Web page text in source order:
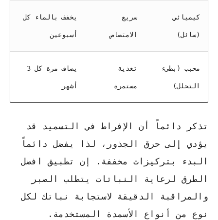
كيميائي
(سائل)
سريع
الامتصاص
يخفف بالماء كل
أسبوعين
محبب (بطيء
التحلل)
تغذية
مستمرة
يضاف مرة كل 3
أشهر
تذكر دائماً أن الإفراط في التسميد قد
يؤدي إلى حرق الجذور، لذا يفضل دائماً
البدء بتركيزات مخففة. إن تطبيق
افضل
الطرق لرعاية النباتات يتطلب الصبر
والمراقبة الدقيقة لاستجابة نباتك لكل
نوع من أنواع الأسمدة المستخدمة.